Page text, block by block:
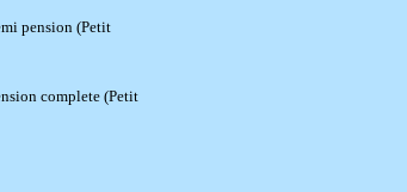
pension (Petit
complete (Petit